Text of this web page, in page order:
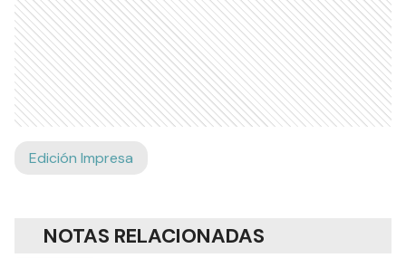
Edición Impresa
NOTAS RELACIONADAS